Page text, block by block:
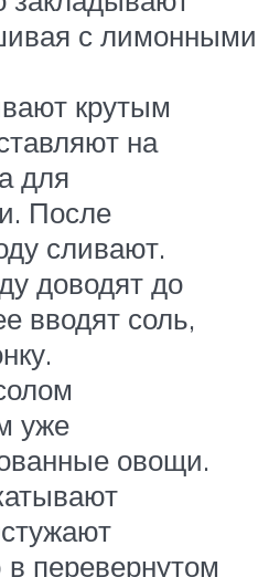
с лимонными
крутым
на
для
После
сливают.
доводят до
вводят соль,
уже
овощи.
перевернутом